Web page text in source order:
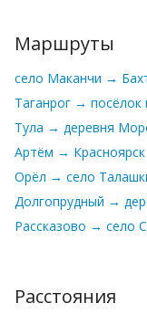
Маршруты
село Маканчи →
Таганрог → посёлок
Тула → деревня
Артём → Красноярск
Орёл → село
Долгопрудный →
Рассказово → село
Расстояния